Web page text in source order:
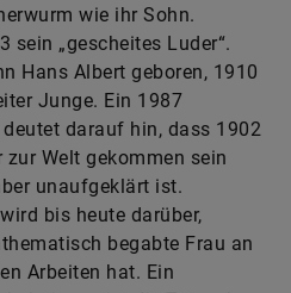
wie ihr Sohn.
sein „gescheites Luder“.
Hans Albert geboren, 1910
Junge. Ein 1987
darauf hin, dass 1902
Welt gekommen sein
unaufgeklärt ist.
bis heute darüber,
begabte Frau an
Arbeiten hat. Ein